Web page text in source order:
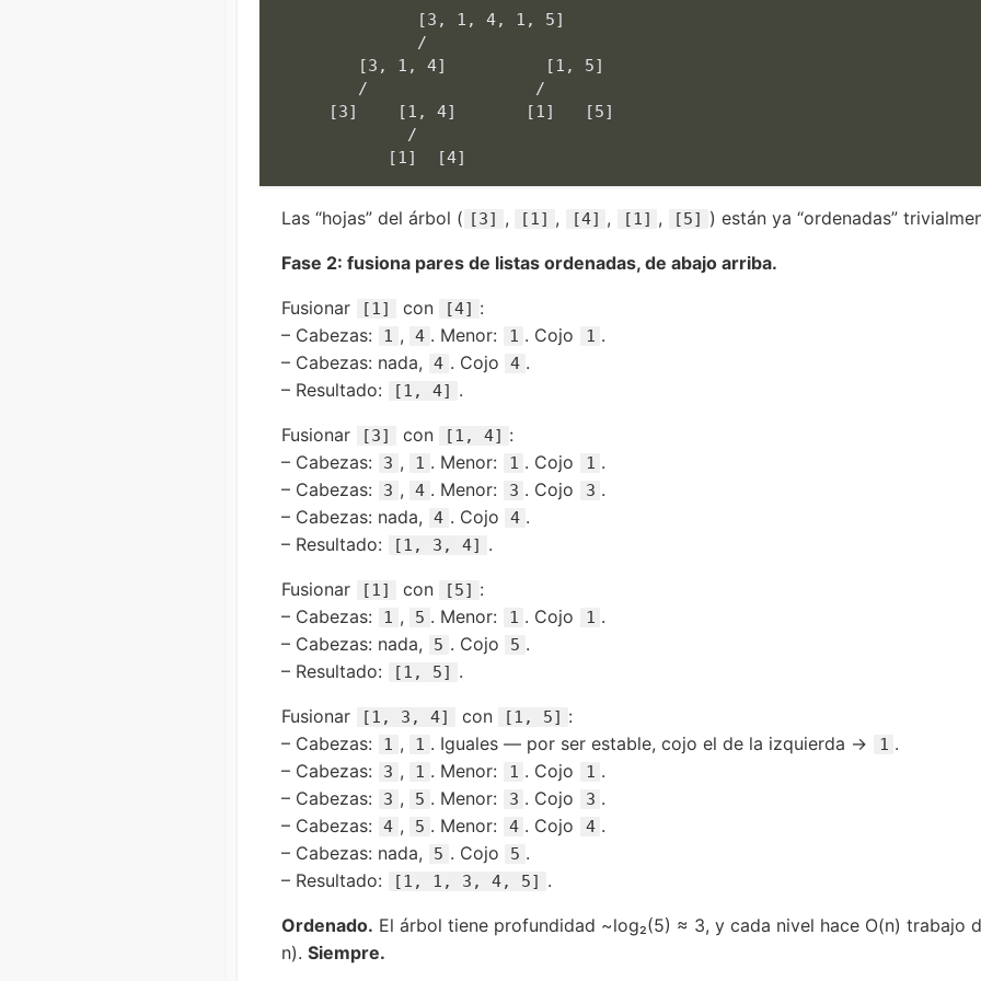
[3, 1, 4, 1, 5]
              /
[3, 1, 4]
[1, 5]
        /                 /
[3]
[1, 4] [1]
[5]
             /
[1]
[4]
Las “hojas” del árbol ( [3] , [1] , [4] , [1] , [5] ) están ya “ordenadas”
Fase 2: fusiona pares de listas ordenadas, de abajo arriba.
Fusionar [1] con [4] :
– Cabezas:
1 , 4 . Menor: 1 . Cojo 1 .
– Cabezas: nada,
4 . Cojo 4 .
– Resultado:
[1, 4] .
Fusionar [3] con [1, 4] :
– Cabezas:
3 , 1 . Menor: 1 . Cojo 1 .
– Cabezas:
3 , 4 . Menor: 3 . Cojo 3 .
– Cabezas: nada,
4 . Cojo 4 .
– Resultado:
[1, 3, 4] .
Fusionar [1] con [5] :
– Cabezas:
1 , 5 . Menor: 1 . Cojo 1 .
– Cabezas: nada,
5 . Cojo 5 .
– Resultado:
[1, 5] .
Fusionar [1, 3, 4] con [1, 5] :
– Cabezas:
1 , 1 . Iguales — por ser estable, cojo el de la izquierda → 1 .
– Cabezas:
3 , 1 . Menor: 1 . Cojo 1 .
– Cabezas:
3 , 5 . Menor: 3 . Cojo 3 .
– Cabezas:
4 , 5 . Menor: 4 . Cojo 4 .
– Cabezas: nada,
5 . Cojo 5 .
– Resultado:
[1, 1, 3, 4, 5] .
Ordenado. El árbol tiene profundidad ~log₂(5) ≈ 3, y cada nivel hace O(n) trabajo
n). Siempre.